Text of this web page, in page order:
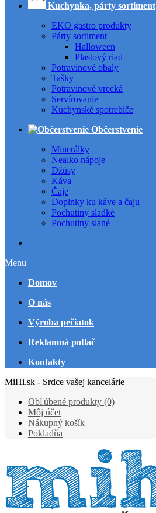
Kuchynka, párty sortiment
EKO gastro produkty
Párty sortiment
Halloween
Plastový riad
Potravinové obaly
Tašky
Potravinové vrecká
Servírovanie
Kuchynské spotrebiče
Občerstvenie
Minerálky
Nealko nápoje
Džúsy
Káva
Čaje
Doplnky ku káve a čaju
Pochutiny sladké
Pochutiny slané
Menu
Domov
O nás
Výroba pečiatok
Reklamná potlač
Kontakty
MiHi.sk - Srdce vašej kancelárie
Obľúbené produkty (0)
Môj účet
Nákupný košík
Pokladňa